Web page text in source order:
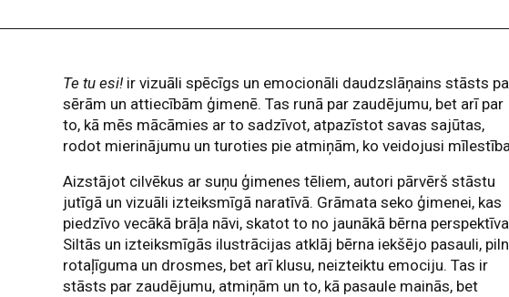
Te tu esi! ir vizuāli spēcīgs un emocionāli daudzslāņains stāsts
sērām un attiecībām ģimenē. Tas runā par zaudējumu, bet arī par
to, kā mēs mācāmies ar to sadzīvot, atpazīstot savas sajūtas,
rodot mierinājumu un turoties pie atmiņām, ko veidojusi
Aizstājot cilvēkus ar suņu ģimenes tēliem, autori pārvērš stāstu
jutīgā un vizuāli izteiksmīgā naratīvā. Grāmata seko ģimenei, kas
piedzīvo vecākā brāļa nāvi, skatot to no jaunākā bērna
Siltās un izteiksmīgās ilustrācijas atklāj bērna iekšējo pasauli,
rotaļīguma un drosmes, bet arī klusu, neizteiktu emociju. Tas ir
stāsts par zaudējumu, atmiņām un to, kā pasaule mainās, bet